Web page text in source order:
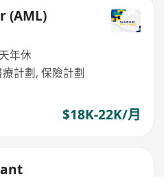
(AML)
年休
計劃, 保險計劃
$18K-22K/月